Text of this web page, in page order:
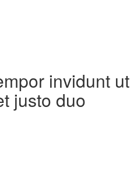
invidunt ut
justo duo